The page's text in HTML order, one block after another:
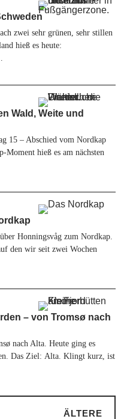
zwei sehr grünen, sehr stillen
hieß es heute:
Wald, Weite und
15 – Abschied vom Nordkap
Moment hieß es am nächsten
Honningsvåg zum Nordkap.
den wir seit zwei Wochen
– von Tromsø nach
nach Alta. Heute ging es
Das Ziel: Alta. Klingt kurz, ist
ÄLTERE